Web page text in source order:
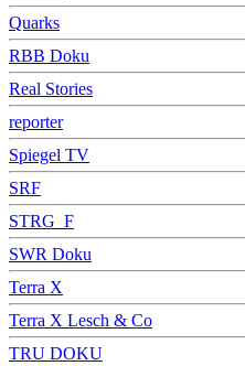
Quarks
RBB Doku
Real Stories
reporter
Spiegel TV
SRF
STRG_F
SWR Doku
Terra X
Terra X Lesch & Co
TRU DOKU